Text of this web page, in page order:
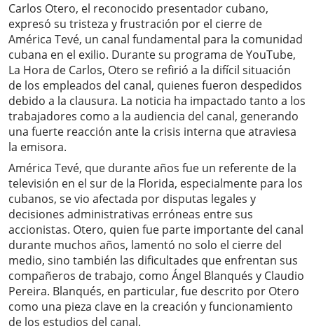
Carlos Otero, el reconocido presentador cubano,
expresó su tristeza y frustración por el cierre de
América Tevé, un canal fundamental para la comunidad
cubana en el exilio. Durante su programa de YouTube,
La Hora de Carlos, Otero se refirió a la difícil situación
de los empleados del canal, quienes fueron despedidos
debido a la clausura. La noticia ha impactado tanto a los
trabajadores como a la audiencia del canal, generando
una fuerte reacción ante la crisis interna que atraviesa
la emisora.
América Tevé, que durante años fue un referente de la
televisión en el sur de la Florida, especialmente para los
cubanos, se vio afectada por disputas legales y
decisiones administrativas erróneas entre sus
accionistas. Otero, quien fue parte importante del canal
durante muchos años, lamentó no solo el cierre del
medio, sino también las dificultades que enfrentan sus
compañeros de trabajo, como Ángel Blanqués y Claudio
Pereira. Blanqués, en particular, fue descrito por Otero
como una pieza clave en la creación y funcionamiento
de los estudios del canal.